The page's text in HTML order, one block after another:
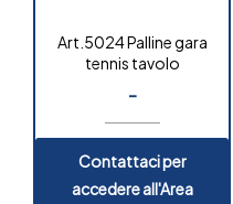
Art.5024 Palline gara
tennis tavolo
-
Contattaci per
accedere all'Area